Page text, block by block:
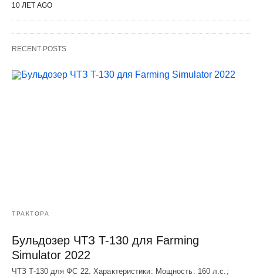
10 ЛЕТ AGO
RECENT POSTS
ТРАКТОРА
Бульдозер ЧТЗ T-130 для Farming
Simulator 2022
ЧТЗ T-130 для ФС 22. Характеристики: Мощноcть: 160 л.c.;